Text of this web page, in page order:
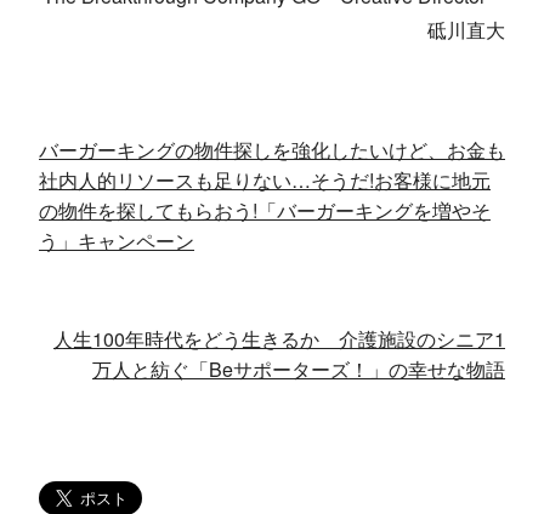
砥川直大
バーガーキングの物件探しを強化したいけど、お金も
社内人的リソースも足りない…そうだ!お客様に地元
の物件を探してもらおう!「バーガーキングを増やそ
う」キャンペーン
人生100年時代をどう生きるか 介護施設のシニア1
万人と紡ぐ「Beサポーターズ！」の幸せな物語